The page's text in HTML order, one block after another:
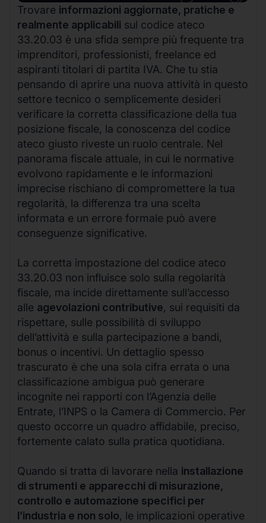
Trovare informazioni aggiornate, pratiche e
realmente applicabili sul codice ateco
33.20.03 è una sfida sempre più frequente tra
imprenditori, professionisti, freelance ed
aspiranti titolari di partita IVA. Che tu stia
pensando di aprire una nuova attività in questo
settore tecnico o semplicemente desideri
verificare la corretta classificazione della tua
posizione fiscale, la conoscenza del codice
ateco giusto riveste un ruolo centrale. Nel
panorama fiscale attuale, in cui le normative
evolvono rapidamente e le informazioni
imprecise rischiano di compromettere la tua
regolarità, la differenza tra una scelta
informata e un errore formale può avere
conseguenze significative.
La corretta impostazione del codice ateco
33.20.03 non influisce solo sulla regolarità
fiscale, ma incide direttamente sull’accesso
alle agevolazioni contributive, sui requisiti da
rispettare, sulle possibilità di sviluppo
dell’attività e sulla partecipazione a bandi,
bonus o incentivi. Un dettaglio spesso
trascurato è che una sola cifra errata o una
classificazione ambigua può generare
incognite nei rapporti con l’Agenzia delle
Entrate, l’INPS o la Camera di Commercio. Per
questo occorre un quadro affidabile, preciso,
fortemente calato sulla pratica quotidiana.
Quando si tratta di lavorare nella installazione
di strumenti e apparecchi di misurazione,
controllo e automazione specifici per
l’industria e non solo, le implicazioni operative